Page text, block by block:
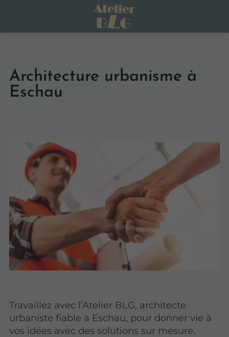
Architecture urbanisme à
Eschau
Travaillez avec l’Atelier BLG, architecte
urbaniste fiable à Eschau, pour donner vie à
vos idées avec des solutions sur mesure.